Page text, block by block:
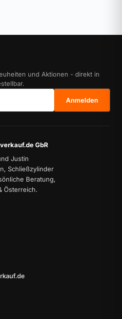
und Aktionen - direkt in
Anmelden
GbR
Justin
Schließzylinder
Beratung,
Österreich.